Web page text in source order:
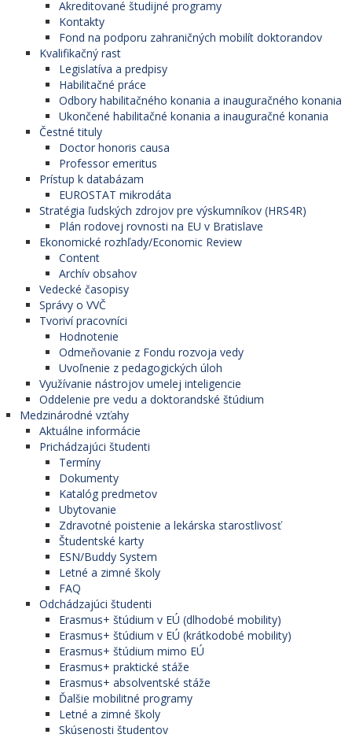
Akreditované študijné programy
Kontakty
Fond na podporu zahraničných mobilít doktorandov
Kvalifikačný rast
Legislatíva a predpisy
Habilitačné práce
Odbory habilitačného konania a inauguračného konania
Ukončené habilitačné konania a inauguračné konania
Čestné tituly
Doctor honoris causa
Professor emeritus
Prístup k databázam
EUROSTAT mikrodáta
Stratégia ľudských zdrojov pre výskumníkov (HRS4R)
Plán rodovej rovnosti na EU v Bratislave
Ekonomické rozhľady/Economic Review
Content
Archív obsahov
Vedecké časopisy
Správy o VVČ
Tvoriví pracovníci
Hodnotenie
Odmeňovanie z Fondu rozvoja vedy
Uvoľnenie z pedagogických úloh
Využívanie nástrojov umelej inteligencie
Oddelenie pre vedu a doktorandské štúdium
Medzinárodné vzťahy
Aktuálne informácie
Prichádzajúci študenti
Termíny
Dokumenty
Katalóg predmetov
Ubytovanie
Zdravotné poistenie a lekárska starostlivosť
Študentské karty
ESN/Buddy System
Letné a zimné školy
FAQ
Odchádzajúci študenti
Erasmus+ štúdium v EÚ (dlhodobé mobility)
Erasmus+ štúdium v EÚ (krátkodobé mobility)
Erasmus+ štúdium mimo EÚ
Erasmus+ praktické stáže
Erasmus+ absolventské stáže
Ďalšie mobilitné programy
Letné a zimné školy
Skúsenosti študentov